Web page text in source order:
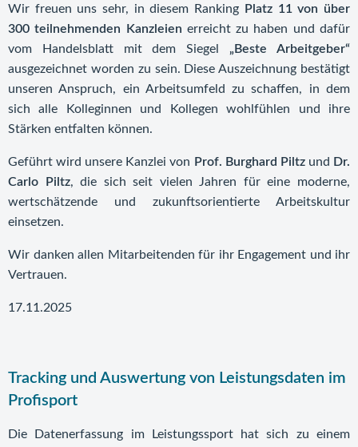
Wir freuen uns sehr, in diesem Ranking
Platz 11 von über
300 teilnehmenden Kanzleien erreicht zu haben und dafür
vom Handelsblatt mit dem Siegel „Beste Arbeitgeber“
ausgezeichnet worden zu sein. Diese Auszeichnung bestätigt
unseren Anspruch, ein Arbeitsumfeld zu schaffen, in dem
sich alle Kolleginnen und Kollegen wohlfühlen und ihre
Stärken entfalten können.
Geführt wird unsere Kanzlei von Prof. Burghard Piltzund Dr.
Carlo Piltz, die sich seit vielen Jahren für eine moderne,
wertschätzende und zukunftsorientierte Arbeitskultur
einsetzen.
Wir danken allen Mitarbeitenden für ihr Engagement und ihr
Vertrauen.
17.11.2025
Tracking und Auswertung von Leistungsdaten im
Profisport
Die Datenerfassung im Leistungssport hat sich zu einem